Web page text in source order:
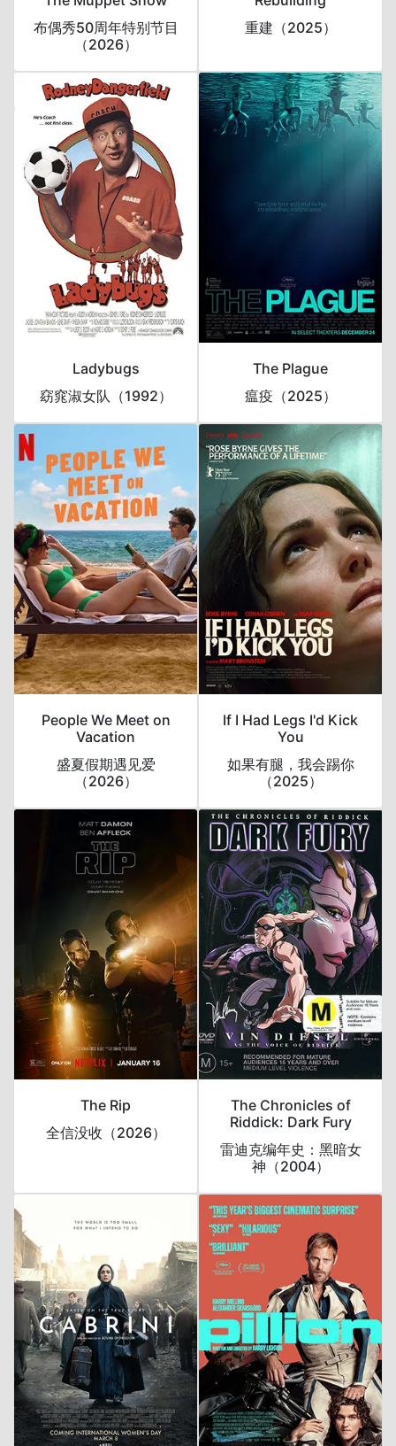
布偶秀50周年特别节目
（2026）
重建（2025）
Ladybugs
窈窕淑女队（1992）
The Plague
瘟疫（2025）
People We Meet on
Vacation
盛夏假期遇见爱
（2026）
If I Had Legs I'd Kick
You
如果有腿，我会踢你
（2025）
The Rip
全信没收（2026）
The Chronicles of
Riddick: Dark Fury
雷迪克编年史：黑暗女
神（2004）